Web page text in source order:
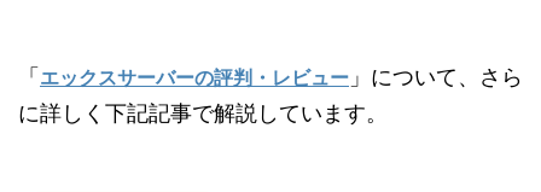
「 エックスサーバーの評判・レビュー 」について、さら
に詳しく下記記事で解説しています。